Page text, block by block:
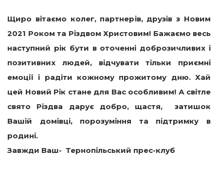
Щиро вітаємо колег, партнерів, друзів з Новим
2021 Роком та Різдвом Христовим! Бажаємо весь
наступний рік бути в оточенні доброзичливих і
позитивних людей, відчувати тільки приємні
емоції і радіти кожному прожитому дню. Хай
цей Новий Рік стане для Вас особливим! А світле
свято Різдва дарує добро, щастя, затишок
Вашій домівці, порозуміння та підтримку в
родині.
Завжди Ваш- Тернопільський прес-клуб